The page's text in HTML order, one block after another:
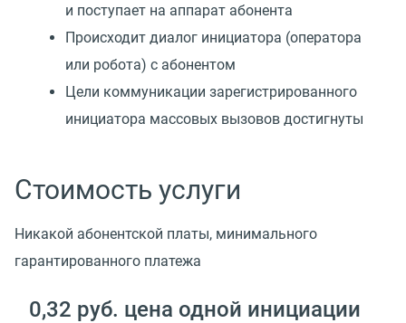
и поступает на аппарат абонента
Происходит диалог инициатора (оператора
или робота) с абонентом
Цели коммуникации зарегистрированного
инициатора массовых вызовов достигнуты
Стоимость услуги
Никакой абонентской платы, минимального
гарантированного платежа
0,32 руб. цена одной инициации